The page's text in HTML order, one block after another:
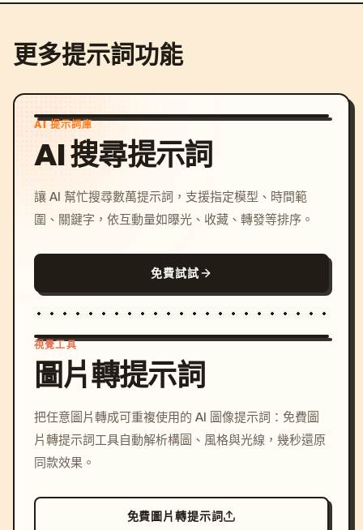
更多提示詞功能
AI 提示詞庫
AI 搜尋提示詞
讓 AI 幫忙搜尋數萬提示詞，支援指定模型、時間範
圍、關鍵字，依互動量如曝光、收藏、轉發等排序。
免費試試
c, cyberpunk sunset, neon
colors, 8k --v 6.0
視覺工具
圖片轉提示詞
把任意圖片轉成可重複使用的 AI 圖像提示詞：免費圖
片轉提示詞工具自動解析構圖、風格與光線，幾秒還原
同款效果。
免費圖片轉提示詞